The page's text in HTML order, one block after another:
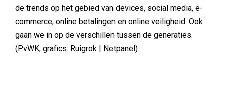
de trends op het gebied van devices, social media, e-
commerce, online betalingen en online veiligheid. Ook
gaan we in op de verschillen tussen de generaties.
(PvWK, grafics: Ruigrok | Netpanel)